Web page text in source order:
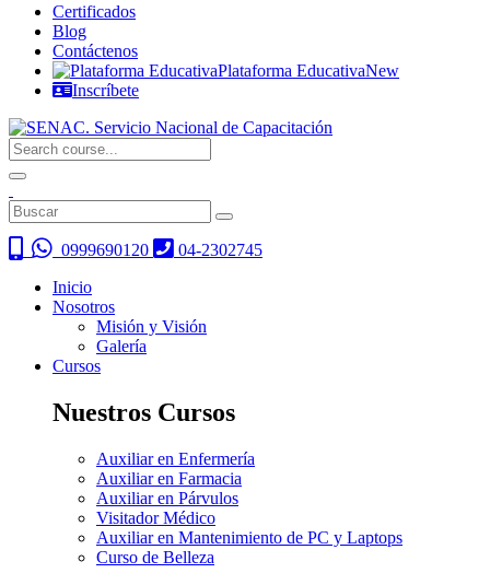
Certificados
Blog
Contáctenos
Plataforma EducativaNew
Inscríbete
0999690120
04-2302745
Inicio
Nosotros
Misión y Visión
Galería
Cursos
Nuestros Cursos
Auxiliar en Enfermería
Auxiliar en Farmacia
Auxiliar en Párvulos
Visitador Médico
Auxiliar en Mantenimiento de PC y Laptops
Curso de Belleza